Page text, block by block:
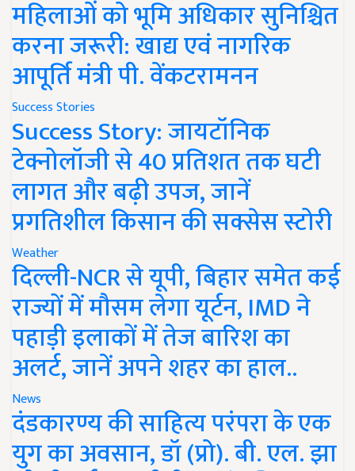
महिलाओं को भूमि अधिकार सुनिश्चित
करना जरूरी: खाद्य एवं नागरिक
आपूर्ति मंत्री पी. वेंकटरामनन
Success Stories
Success Story: जायटॉनिक
टेक्नोलॉजी से 40 प्रतिशत तक घटी
लागत और बढ़ी उपज, जानें
प्रगतिशील किसान की सक्सेस स्टोरी
Weather
दिल्ली-NCR से यूपी, बिहार समेत कई
राज्यों में मौसम लेगा यूर्टन, IMD ने
पहाड़ी इलाकों में तेज बारिश का
अलर्ट, जानें अपने शहर का हाल..
News
दंडकारण्य की साहित्य परंपरा के एक
युग का अवसान, डॉ (प्रो). बी. एल. झा